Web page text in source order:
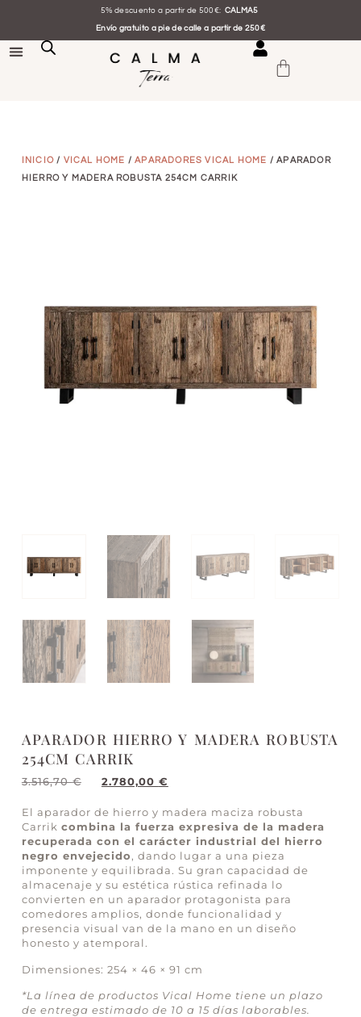
5% descuento a partir de 500€: CALMA5
Envío gratuito a pie de calle a partir de 250€
INICIO / VICAL HOME /APARADORES VICAL HOME / APARADOR
HIERRO Y MADERA ROBUSTA 254CM CARRIK
APARADOR HIERRO Y MADERA ROBUSTA
254CM CARRIK
3.516,70€ 2.780,00 €
El aparador de hierro y madera maciza robusta
Carrik combina la fuerza expresiva de la madera
recuperada con el carácter industrial del hierro
negro envejecido, dando lugar a una pieza
imponente y equilibrada. Su gran capacidad de
almacenaje y su estética rústica refinada lo
convierten en un aparador protagonista para
comedores amplios, donde funcionalidad y
presencia visual van de la mano en un diseño
honesto y atemporal.
Dimensiones: 254 × 46 × 91 cm
*La línea de productos Vical Home tiene un plazo
de entrega estimado de 10 a 15 días laborables.